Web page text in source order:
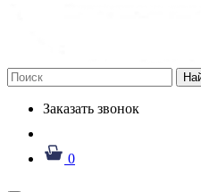
Заказать звонок
0